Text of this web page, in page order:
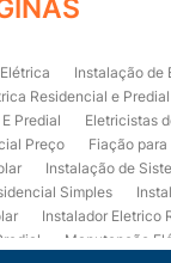
Instalação de
Residencial e Predial
Predial
Eletricistas
Preço
Fiação
Instalação de
Simples
Instalador Eletrico
Manutenção